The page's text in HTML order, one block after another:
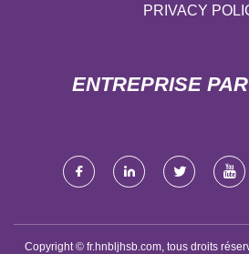
PRIVACY
ENTREPRISE
Copyright © fr.hnbljhsb.com, tous droits